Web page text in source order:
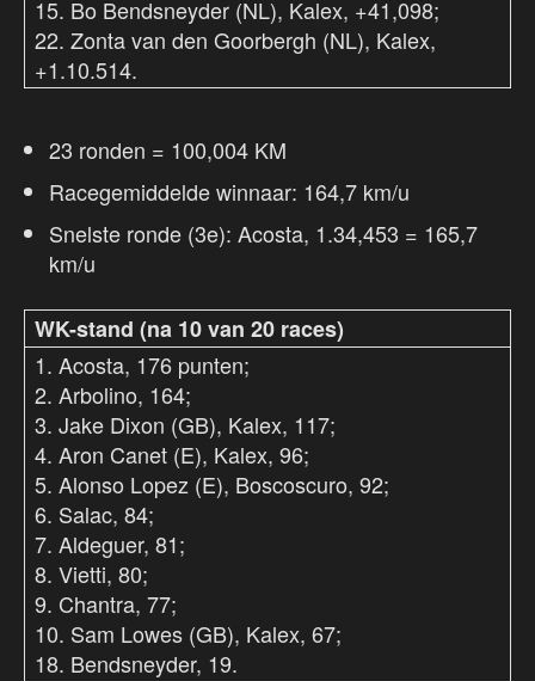
15. Bo Bendsneyder (NL), Kalex, +41,098;
22. Zonta van den Goorbergh (NL), Kalex,
+1.10.514.
23 ronden = 100,004 KM
Racegemiddelde winnaar: 164,7 km/u
Snelste ronde (3e): Acosta, 1.34,453 = 165,7
km/u
WK-stand (na 10 van 20 races)
1. Acosta, 176 punten;
2. Arbolino, 164;
3. Jake Dixon (GB), Kalex, 117;
4. Aron Canet (E), Kalex, 96;
5. Alonso Lopez (E), Boscoscuro, 92;
6. Salac, 84;
7. Aldeguer, 81;
8. Vietti, 80;
9. Chantra, 77;
10. Sam Lowes (GB), Kalex, 67;
18. Bendsneyder, 19.